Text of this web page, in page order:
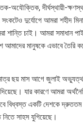
অযৌক্তিক, দীর্ঘস্থায়ী-
দুর্যোগে আমরা শহীদ
চাই। আমরা সমাধান
মানুষকে এভাবে তৈরি
ছয় মাস আগে জুলাই
যার কারণে আমরা
বিধ্বস্ত একটি দেশকে দ্রুততম
সাহস যুগিয়েছে।